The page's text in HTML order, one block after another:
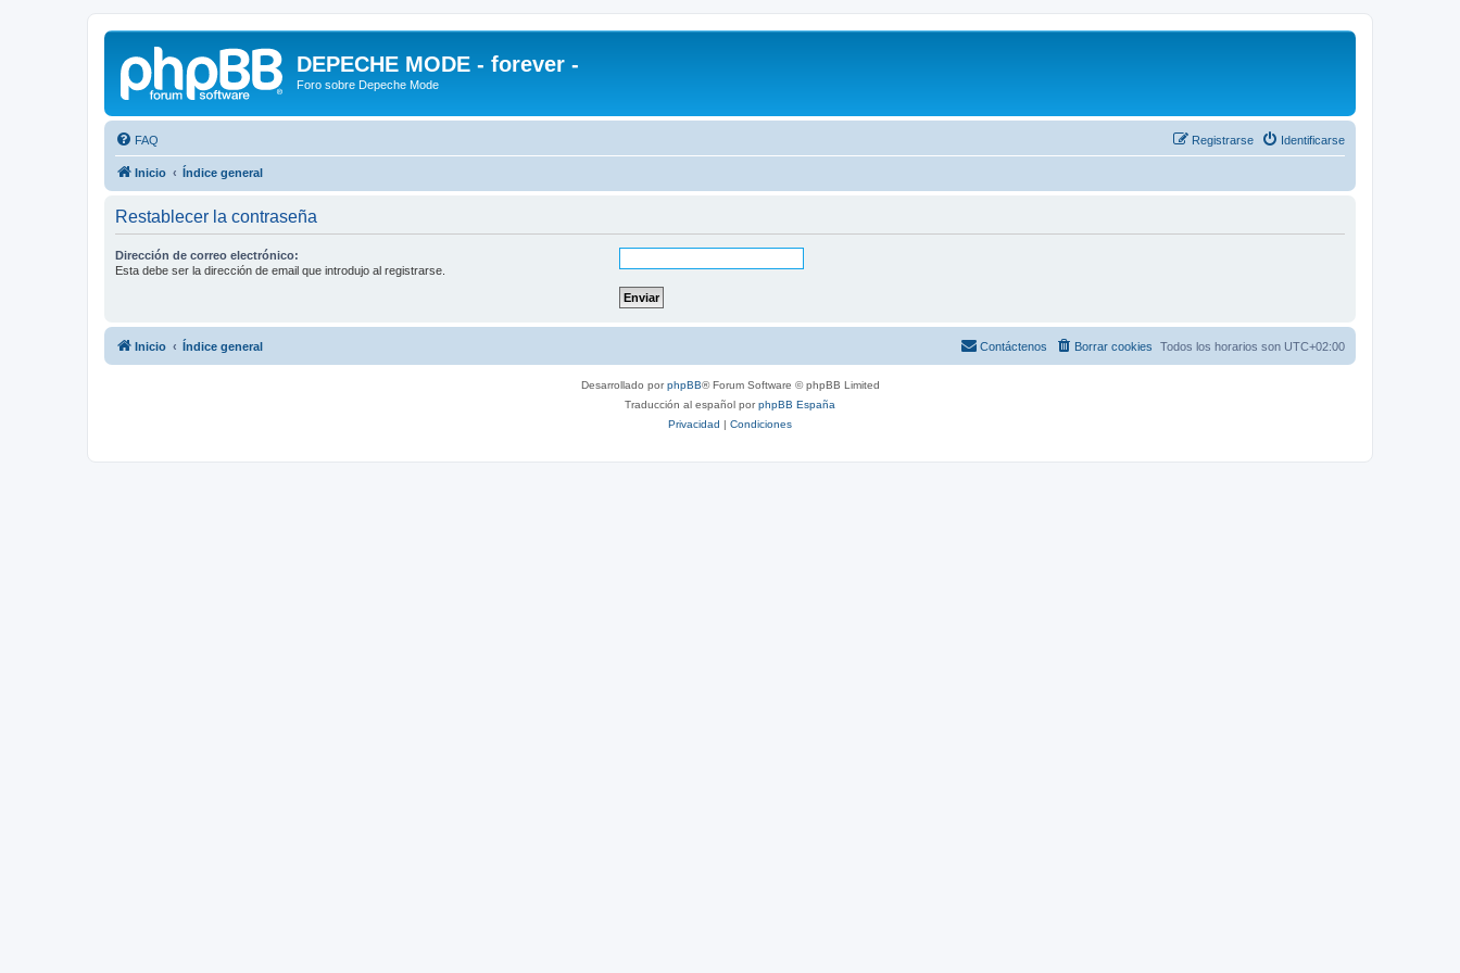
DEPECHE MODE - forever -
Foro sobre Depeche Mode
FAQ Identificarse
Registrarse
Inicio Índice general
Restablecer la contraseña
Dirección de correo electrónico:
Esta debe ser la dirección de email que introdujo al registrarse.
Inicio Índice general Todos los horarios son UTC+02:00
Borrar cookies
Contáctenos
Desarrollado porphpBB® Forum Software © phpBB Limited
Traducción al español porphpBB España
Privacidad | Condiciones